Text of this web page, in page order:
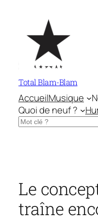
contenu
Total Blam-Blam
AccueilMusique
Quoi de neuf ?
Rechercher
Le
traîne